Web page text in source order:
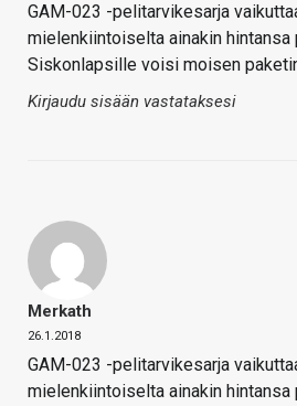
GAM-023 -pelitarvikesarja
mielenkiintoiselta ainakin hintansa
Siskonlapsille voisi moisen
Kirjaudu sisään vastataksesi
Merkath
26.1.2018
GAM-023 -pelitarvikesarja
mielenkiintoiselta ainakin hintansa